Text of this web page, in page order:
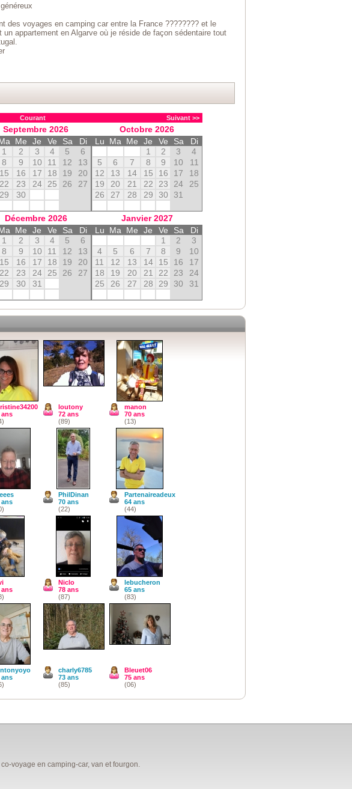
des voyages en camping car entre la France ???????? et le
appartement en Algarve où je réside de façon sédentaire tout
Courant Suivant >>
Septembre 2026
Me Je Ve Sa
Di
1
2 3 4 5
6
8 9 10 11 12
13
15 16 17 18 19
20
22 23 24 25 26
27
29 30
Octobre 2026
Lu
Ma Me Je Ve Sa
Di
1
2 3
4
5
6 7 8 9 10
11
12
13 14 15 16 17
18
19
20 21 22 23 24
25
26
27 28 29 30 31
Décembre 2026
Me Je Ve Sa
Di
1
2 3 4 5
6
8 9 10 11 12
13
15 16 17 18 19
20
22 23 24 25 26
27
29 30 31
Janvier 2027
Lu
Ma Me Je Ve Sa
Di
1
2
3
4
5 6 7 8 9
10
11
12 13 14 15 16
17
18
19 20 21 22 23
24
25
26 27 28 29 30 31
ans
loutony
72 ans
(89)
manon
70 ans
(13)
ans
PhilDinan
70 ans
(22)
Partenaireadeux
64 ans
(44)
ans
Niclo
78 ans
(87)
lebucheron
65 ans
(83)
ans
charly6785
73 ans
(85)
Bleuet06
75 ans
(06)
voyage en camping-car, van et fourgon.